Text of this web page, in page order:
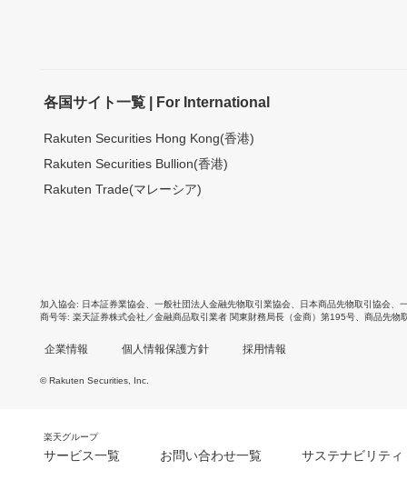
各国サイト一覧 | For International
Rakuten Securities Hong Kong(香港)
Rakuten Securities Bullion(香港)
Rakuten Trade(マレーシア)
加入協会 日本証券業協会 一般社団法人金融先物取引業協会 日本商品先物取引協会
商号等 楽天証券株式会社／金融商品取引業者 関東財務局長（金商）第195号、商品先物
企業情報 個人情報保護方針 採用情報
© Rakuten Securities, Inc.
楽天グループ
サービス一覧 お問い合わせ一覧 サステナビリティ